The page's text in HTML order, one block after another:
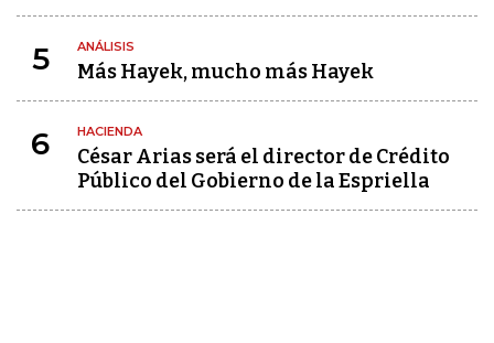
5 ANÁLISIS
Más Hayek, mucho más Hayek
6 HACIENDA
César Arias será el director de Crédito
Público del Gobierno de la Espriella